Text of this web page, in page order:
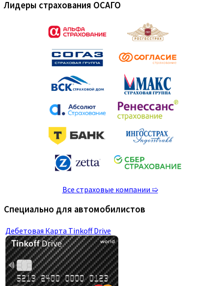
Лидеры страхования ОСАГО
Все страховые компании ➯
Специально для автомобилистов
Дебетовая Карта Tinkoff Drive